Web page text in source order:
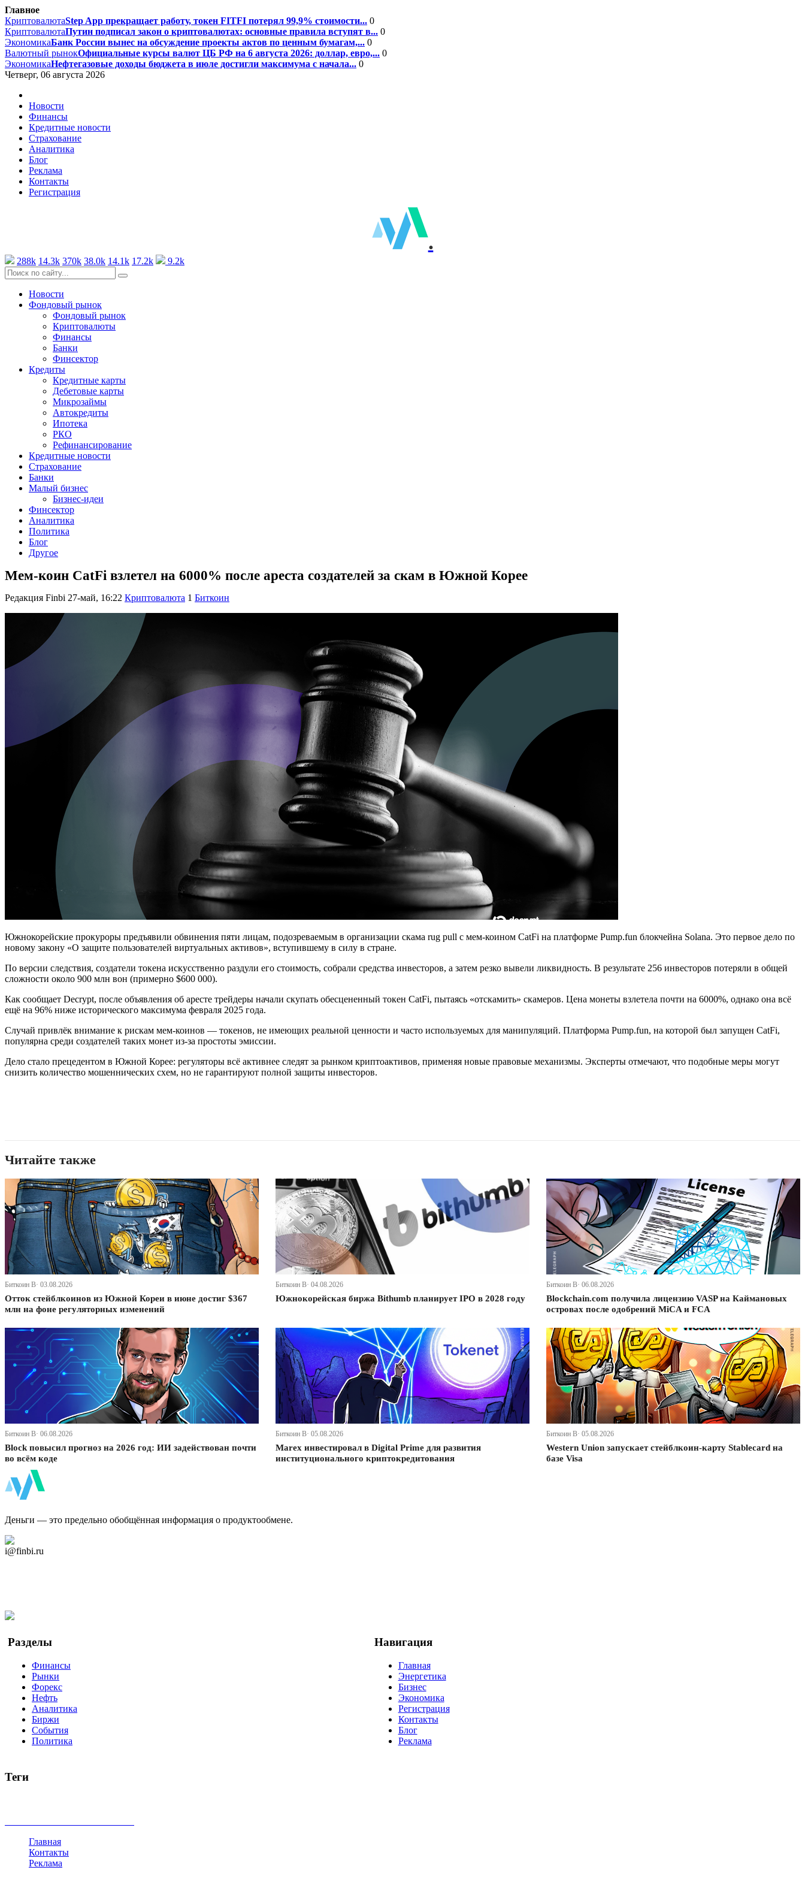
Главное
КриптовалютаStep App прекращает работу, токен FITFI потерял 99,9% стоимости... 0
КриптовалютаПутин подписал закон о криптовалютах: основные правила вступят в... 0
ЭкономикаБанк России вынес на обсуждение проекты актов по ценным бумагам,... 0
Валютный рынокОфициальные курсы валют ЦБ РФ на 6 августа 2026: доллар, евро,... 0
ЭкономикаНефтегазовые доходы бюджета в июле достигли максимума с начала... 0
Четверг, 06 августа 2026
Новости
Финансы
Кредитные новости
Страхование
Аналитика
Блог
Реклама
Контакты
Регистрация
.
288k 14.3k 370k 38.0k 14.1k 17.2k 9.2k
Новости
Фондовый рынок
Фондовый рынок
Криптовалюты
Финансы
Банки
Финсектор
Кредиты
Кредитные карты
Дебетовые карты
Микрозаймы
Автокредиты
Ипотека
РКО
Рефинансирование
Кредитные новости
Страхование
Банки
Малый бизнес
Бизнес-идеи
Финсектор
Аналитика
Политика
Блог
Другое
Мем-коин CatFi взлетел на 6000% после ареста создателей за скам в Южной Корее
Редакция Finbi 27-май, 16:22 Криптовалюта 1 Биткоин
Южнокорейские прокуроры предъявили обвинения пяти лицам, подозреваемым в организации скама rug pull с мем-коином CatFi на платформе Pump.fun блокчейна Solana. Это первое дело по
новому закону «О защите пользователей виртуальных активов», вступившему в силу в стране.
По версии следствия, создатели токена искусственно раздули его стоимость, собрали средства инвесторов, а затем резко вывели ликвидность. В результате 256 инвесторов потеряли в общей
сложности около 900 млн вон (примерно $600 000).
Как сообщает Decrypt, после объявления об аресте трейдеры начали скупать обесцененный токен CatFi, пытаясь «отскамить» скамеров. Цена монеты взлетела почти на 6000%, однако она всё
ещё на 96% ниже исторического максимума февраля 2025 года.
Случай привлёк внимание к рискам мем-коинов — токенов, не имеющих реальной ценности и часто используемых для манипуляций. Платформа Pump.fun, на которой был запущен CatFi,
популярна среди создателей таких монет из-за простоты эмиссии.
Дело стало прецедентом в Южной Корее: регуляторы всё активнее следят за рынком криптоактивов, применяя новые правовые механизмы. Эксперты отмечают, что подобные меры могут
снизить количество мошеннических схем, но не гарантируют полной защиты инвесторов.
Читайте также
Биткоин В· 03.08.2026
Отток стейблкоинов из Южной Кореи в июне достиг $367
млн на фоне регуляторных изменений
Биткоин В· 04.08.2026
Южнокорейская биржа Bithumb планирует IPO в 2028 году
Биткоин В· 06.08.2026
Blockchain.com получила лицензию VASP на Каймановых
островах после одобрений MiCA и FCA
Биткоин В· 06.08.2026
Block повысил прогноз на 2026 год: ИИ задействован почти
во всём коде
Биткоин В· 05.08.2026
Marex инвестировал в Digital Prime для развития
институционального криптокредитования
Биткоин В· 05.08.2026
Western Union запускает стейблкоин-карту Stablecard на
базе Visa
Деньги — это предельно обобщённая информация о продуктообмене.
i@finbi.ru
Разделы
Финансы
Рынки
Форекс
Нефть
Аналитика
Биржи
События
Политика
Навигация
Главная
Энергетика
Бизнес
Экономика
Регистрация
Контакты
Блог
Реклама
Теги
Главная
Контакты
Реклама